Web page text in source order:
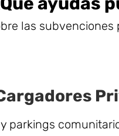
las
parkings